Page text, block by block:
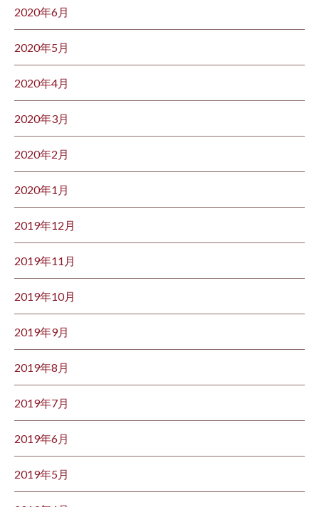
2020年6月
2020年5月
2020年4月
2020年3月
2020年2月
2020年1月
2019年12月
2019年11月
2019年10月
2019年9月
2019年8月
2019年7月
2019年6月
2019年5月